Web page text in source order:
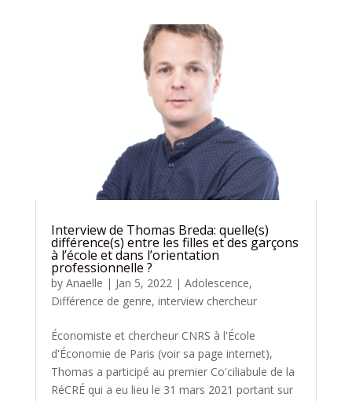
Interview de Thomas Breda: quelle(s)
différence(s) entre les filles et des garçons
à l’école et dans l’orientation
professionnelle ?
by Anaelle | Jan 5, 2022| Adolescence,
Différence de genre, interview chercheur
Économiste et chercheur CNRS à l'École
d'Économie de Paris (voir sa page internet),
Thomas a participé au premier Co'ciliabule de la
RéCRÉ qui a eu lieu le 31 mars 2021 portant sur